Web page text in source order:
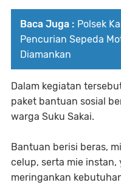
Baca Juga : Polsek
Pencurian Sepeda
Diamankan
Dalam kegiatan
paket bantuan sosial
warga Suku Sakai.
Bantuan berisi beras,
celup, serta mie
meringankan